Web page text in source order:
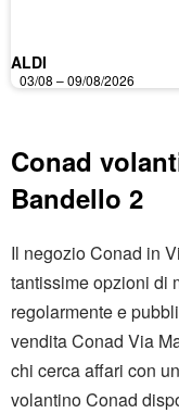
ALDI
03/08 – 09/08/2026
Conad
Bandello 2
Il negozio Conad in
tantissime opzioni di
regolarmente e
vendita Conad Via
chi cerca affari con
volantino Conad